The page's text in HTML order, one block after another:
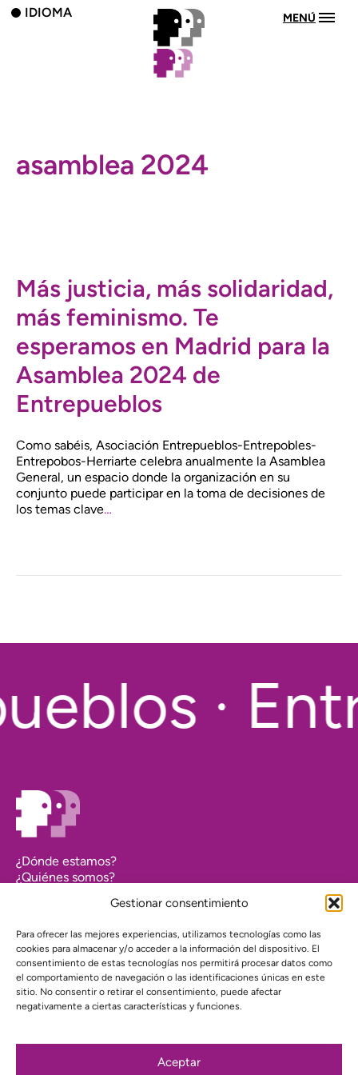
Gestionar consentimiento
Para ofrecer las mejores experiencias, utilizamos tecnologías como las
cookies para almacenar y/o acceder a la información del dispositivo. El
consentimiento de estas tecnologías nos permitirá procesar datos como
el comportamiento de navegación o las identificaciones únicas en este
sitio. No consentir o retirar el consentimiento, puede afectar
negativamente a ciertas características y funciones.
Aceptar
IDIOMA MENÚ
asamblea 2024
Más justicia, más solidaridad,
más feminismo. Te
esperamos en Madrid para la
Asamblea 2024 de
Entrepueblos
Como sabéis, Asociación Entrepueblos-Entrepobles-
Entrepobos-Herriarte celebra anualmente la Asamblea
General, un espacio donde la organización en su
conjunto puede participar en la toma de decisiones de
los temas clave…
·
¿Dónde estamos?
¿Quiénes somos?
Transparencia
Política de cookies (UE)
Política de privacidad